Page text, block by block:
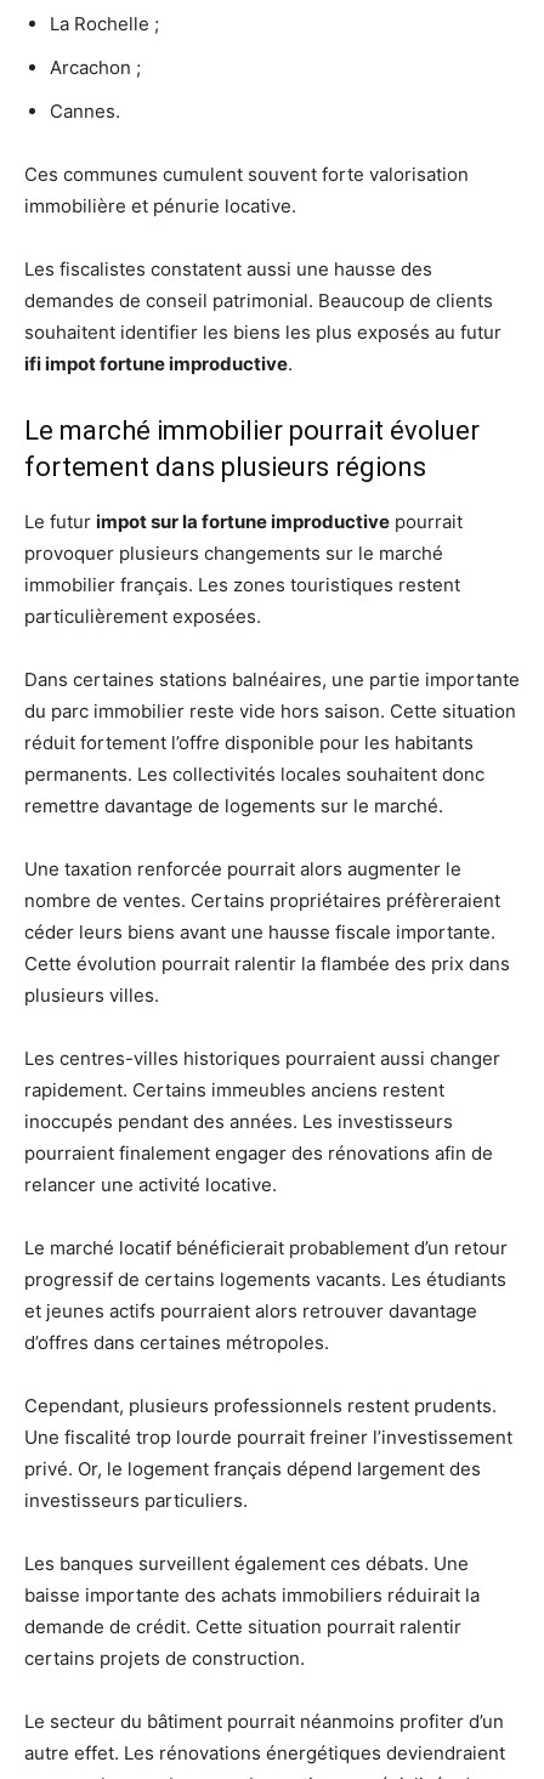
La Rochelle ;
Arcachon ;
Cannes.
Ces communes cumulent souvent forte valorisation
immobilière et pénurie locative.
Les fiscalistes constatent aussi une hausse des
demandes de conseil patrimonial. Beaucoup de clients
souhaitent identifier les biens les plus exposés au futur
ifi impot fortune improductive.
Le marché immobilier pourrait évoluer
fortement dans plusieurs régions
Le futur impot sur la fortune improductive pourrait
provoquer plusieurs changements sur le marché
immobilier français. Les zones touristiques restent
particulièrement exposées.
Dans certaines stations balnéaires, une partie importante
du parc immobilier reste vide hors saison. Cette situation
réduit fortement l’offre disponible pour les habitants
permanents. Les collectivités locales souhaitent donc
remettre davantage de logements sur le marché.
Une taxation renforcée pourrait alors augmenter le
nombre de ventes. Certains propriétaires préfèreraient
céder leurs biens avant une hausse fiscale importante.
Cette évolution pourrait ralentir la flambée des prix dans
plusieurs villes.
Les centres-villes historiques pourraient aussi changer
rapidement. Certains immeubles anciens restent
inoccupés pendant des années. Les investisseurs
pourraient finalement engager des rénovations afin de
relancer une activité locative.
Le marché locatif bénéficierait probablement d’un retour
progressif de certains logements vacants. Les étudiants
et jeunes actifs pourraient alors retrouver davantage
d’offres dans certaines métropoles.
Cependant, plusieurs professionnels restent prudents.
Une fiscalité trop lourde pourrait freiner l’investissement
privé. Or, le logement français dépend largement des
investisseurs particuliers.
Les banques surveillent également ces débats. Une
baisse importante des achats immobiliers réduirait la
demande de crédit. Cette situation pourrait ralentir
certains projets de construction.
Le secteur du bâtiment pourrait néanmoins profiter d’un
autre effet. Les rénovations énergétiques deviendraient